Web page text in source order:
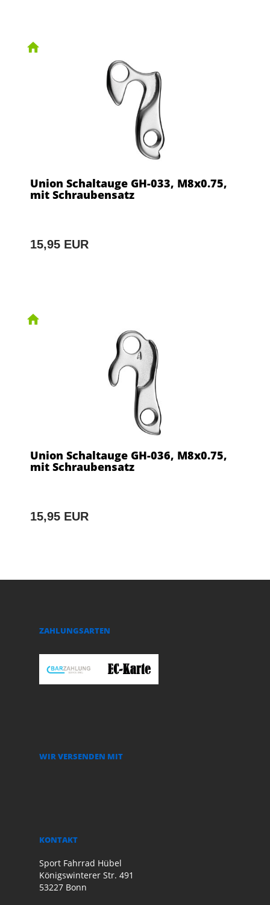
Union Schaltauge GH-033, M8x0.75,
mit Schraubensatz
15,95 EUR
Union Schaltauge GH-036, M8x0.75,
mit Schraubensatz
15,95 EUR
ZAHLUNGSARTEN
WIR VERSENDEN MIT
KONTAKT
Sport Fahrrad Hübel
Königswinterer Str. 491
53227 Bonn